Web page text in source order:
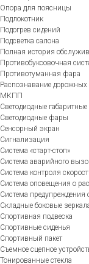
Опора для поясницы
Подлокотник
Подогрев сидений
Подсветка салона
Полная история
Противобуксовочная
Противотуманная фара
Распознавание дорожных
МКПП
Светодиодные габаритные
Светодиодные фары
Сенсорный экран
Сигнализация
Система «старт-стоп»
Система аварийного
Система контроля
Система оповещения о
Система предупреждения
Складные боковые
Спортивная подвеска
Спортивные сиденья
Спортивный пакет
Съемное сцепное
Тонированные стекла